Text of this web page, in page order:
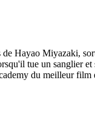
Hayao Miyazaki,
tue un sanglier
du meilleur film